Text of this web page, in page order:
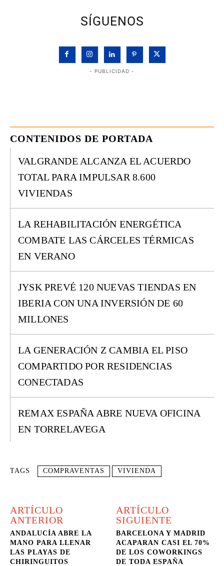
SÍGUENOS
- PUBLICIDAD -
CONTENIDOS DE PORTADA
VALGRANDE ALCANZA EL ACUERDO
TOTAL PARA IMPULSAR 8.600
VIVIENDAS
LA REHABILITACIÓN ENERGÉTICA
COMBATE LAS CÁRCELES TÉRMICAS
EN VERANO
JYSK PREVÉ 120 NUEVAS TIENDAS EN
IBERIA CON UNA INVERSIÓN DE 60
MILLONES
LA GENERACIÓN Z CAMBIA EL PISO
COMPARTIDO POR RESIDENCIAS
CONECTADAS
REMAX ESPAÑA ABRE NUEVA OFICINA
EN TORRELAVEGA
TAGS COMPRAVENTAS VIVIENDA
ARTÍCULO
ANTERIOR
ANDALUCÍA ABRE LA
MANO PARA LLENAR
LAS PLAYAS DE
CHIRINGUITOS
ARTÍCULO
SIGUIENTE
BARCELONA Y MADRID
ACAPARAN CASI EL 70%
DE LOS COWORKINGS
DE TODA ESPAÑA